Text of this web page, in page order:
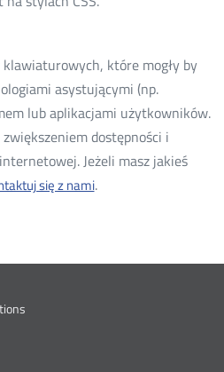
które mogły by
asystującymi (np.
lub aplikacjami użytkowników.
dostępności i
Jeżeli masz jakieś
się z nami.